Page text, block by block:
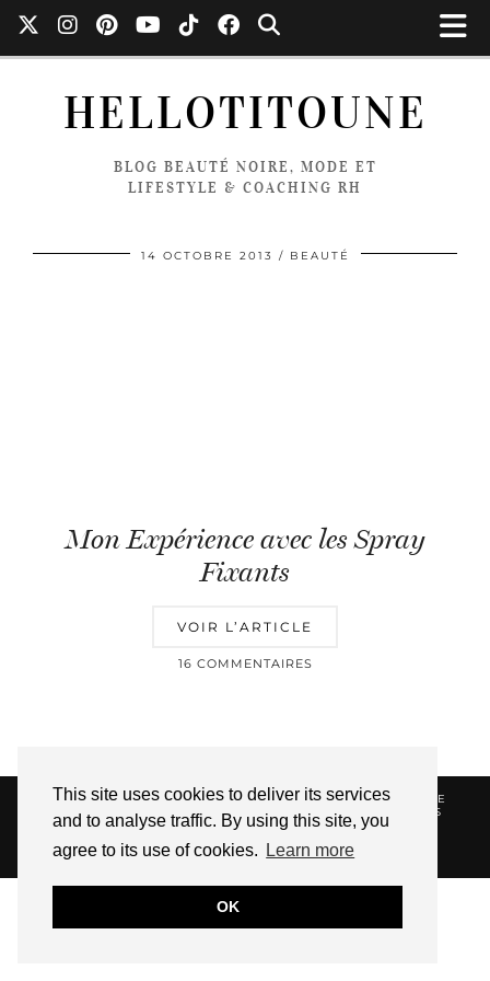
This site uses cookies to deliver its services
and to analyse traffic. By using this site, you
agree to its use of cookies.
Learn more
OK
HELLOTITOUNE
BLOG BEAUTÉ NOIRE, MODE ET
LIFESTYLE & COACHING RH
14 OCTOBRE 2013 BEAUTÉ
Mon Expérience avec les Spray
Fixants
VOIR L’ARTICLE
16 COMMENTAIRES
© 2026HELLOTITOUNE CONTACT
POLITIQUE DE
CONFIDENTIALITÉ
VUE DANS LA PRESSE
LIENS
AFFILIES
WEBSITE DESIGN BYpipdig